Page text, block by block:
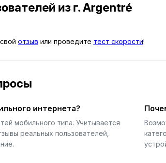
из г. Argentré
отзыв или проведите тест скорости!
интернета?
мобильного типа. Учитывается
реальных пользователей,